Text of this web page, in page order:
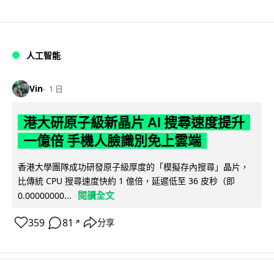
人工智能
Vin 1 日
港大研原子級新晶片 AI 搜尋速度提升
一億倍 手機人臉識別免上雲端
香港大學團隊成功研發原子級厚度的「模擬存內搜尋」晶片，
比傳統 CPU 搜尋速度快約 1 億倍，延遲低至 36 皮秒（即
0.00000000...
閱讀全文
359 81 ↗ 分享